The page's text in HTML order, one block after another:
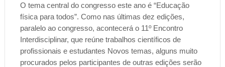
O tema central do congresso este ano é “Educação
física para todos”. Como nas últimas dez edições,
paralelo ao congresso, acontecerá o 11º Encontro
Interdisciplinar, que reúne trabalhos científicos de
profissionais e estudantes Novos temas, alguns muito
procurados pelos participantes de outras edições serão